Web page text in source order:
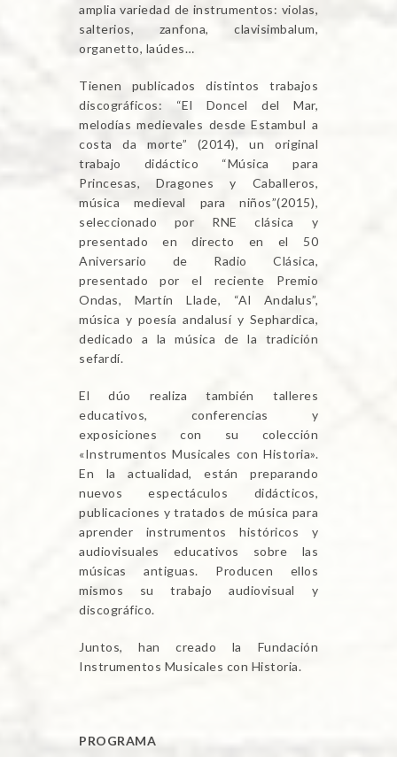
amplia variedad de instrumentos: violas,
salterios, zanfona, clavisimbalum,
organetto, laúdes…
Tienen publicados distintos trabajos
discográficos: “El Doncel del Mar,
melodías medievales desde Estambul a
costa da morte” (2014), un original
trabajo didáctico “Música para
Princesas, Dragones y Caballeros,
música medieval para niños”(2015),
seleccionado por RNE clásica y
presentado en directo en el 50
Aniversario de Radio Clásica,
presentado por el reciente Premio
Ondas, Martín Llade, “Al Andalus”,
música y poesía andalusí y Sephardica,
dedicado a la música de la tradición
sefardí.
El dúo realiza también talleres
educativos, conferencias y
exposiciones con su colección
«Instrumentos Musicales con Historia».
En la actualidad, están preparando
nuevos espectáculos didácticos,
publicaciones y tratados de música para
aprender instrumentos históricos y
audiovisuales educativos sobre las
músicas antiguas. Producen ellos
mismos su trabajo audiovisual y
discográfico.
Juntos, han creado la Fundación
Instrumentos Musicales con Historia.
PROGRAMA